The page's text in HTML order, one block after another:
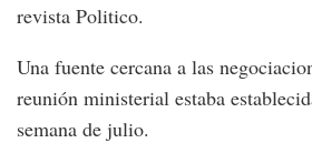
revista Politico.
Una fuente cercana a las
reunión ministerial estaba
semana de julio.